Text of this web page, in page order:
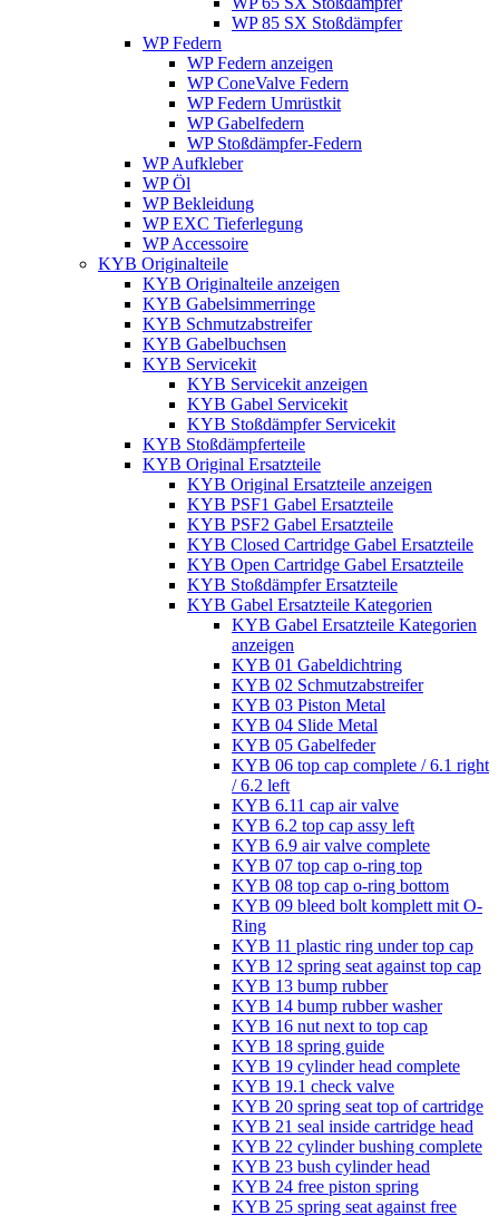
WP 85 SX Stoßdämpfer
WP Federn
WP Federn anzeigen
WP ConeValve Federn
WP Federn Umrüstkit
WP Gabelfedern
WP Stoßdämpfer-Federn
WP Aufkleber
WP Öl
WP Bekleidung
WP EXC Tieferlegung
WP Accessoire
KYB Originalteile
KYB Originalteile anzeigen
KYB Gabelsimmerringe
KYB Schmutzabstreifer
KYB Gabelbuchsen
KYB Servicekit
KYB Servicekit anzeigen
KYB Gabel Servicekit
KYB Stoßdämpfer Servicekit
KYB Stoßdämpferteile
KYB Original Ersatzteile
KYB Original Ersatzteile anzeigen
KYB PSF1 Gabel Ersatzteile
KYB PSF2 Gabel Ersatzteile
KYB Closed Cartridge Gabel Ersatzteile
KYB Open Cartridge Gabel Ersatzteile
KYB Stoßdämpfer Ersatzteile
KYB Gabel Ersatzteile Kategorien
KYB Gabel Ersatzteile Kategorien
anzeigen
KYB 01 Gabeldichtring
KYB 02 Schmutzabstreifer
KYB 03 Piston Metal
KYB 04 Slide Metal
KYB 05 Gabelfeder
KYB 06 top cap complete / 6.1 right
/ 6.2 left
KYB 6.11 cap air valve
KYB 6.2 top cap assy left
KYB 6.9 air valve complete
KYB 07 top cap o-ring top
KYB 08 top cap o-ring bottom
KYB 09 bleed bolt komplett mit O-
Ring
KYB 11 plastic ring under top cap
KYB 12 spring seat against top cap
KYB 13 bump rubber
KYB 14 bump rubber washer
KYB 16 nut next to top cap
KYB 18 spring guide
KYB 19 cylinder head complete
KYB 19.1 check valve
KYB 20 spring seat top of cartridge
KYB 21 seal inside cartridge head
KYB 22 cylinder bushing complete
KYB 23 bush cylinder head
KYB 24 free piston spring
KYB 25 spring seat against free